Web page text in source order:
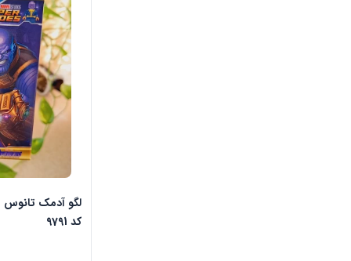
کد 9791